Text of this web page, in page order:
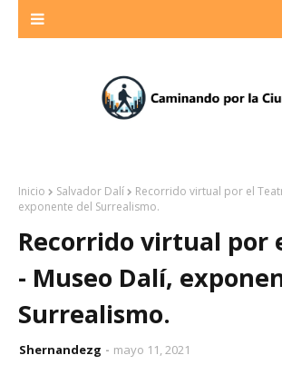
Inicio Salvador Dalí
Recorrido virtual por el
exponente del Surrealismo.
Recorrido virtual por
- Museo Dalí,
Surrealismo.
Shernandezg mayo 11, 2021